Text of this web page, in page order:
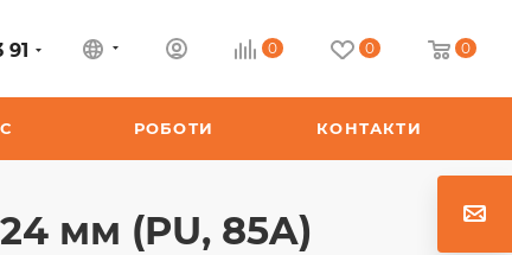
91 0 0 0
РОБОТИ КОНТАКТИ
мм (PU, 85A)